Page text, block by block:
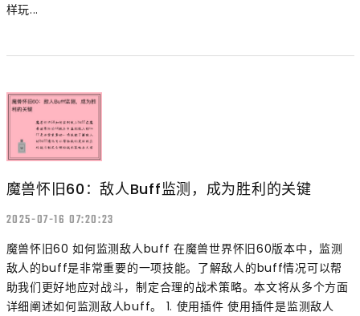
样玩...
魔兽怀旧60：敌人Buff监测，成为胜利的关键
2025-07-16 07:20:23
魔兽怀旧60 如何监测敌人buff 在魔兽世界怀旧60版本中，监测
敌人的buff是非常重要的一项技能。了解敌人的buff情况可以帮
助我们更好地应对战斗，制定合理的战术策略。本文将从多个方面
详细阐述如何监测敌人buff。 1. 使用插件 使用插件是监测敌人